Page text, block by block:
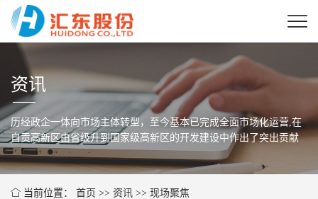
资讯
历经政企一体向市场主体转型，至今基本已完成全面市场化运营,在
自贡高新区由省级升到国家级高新区的开发建设中作出了突出贡献
当前位置： 首页 >> 资讯 >> 现场聚焦